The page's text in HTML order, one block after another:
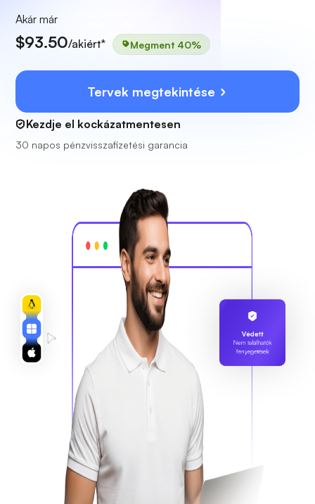
Akár már
$93.50/akiért* Megment 40%
Tervek megtekintése
Kezdje el kockázatmentesen
30 napos pénzvisszafizetési garancia
Védett
Nem találhatók
fenyegetések